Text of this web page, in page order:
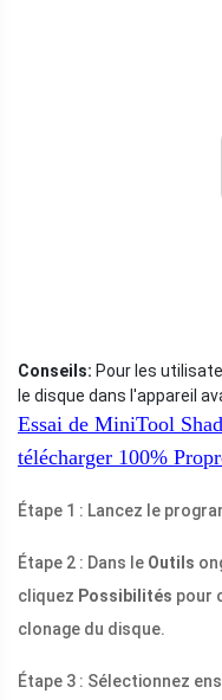
Conseils: Pour les
le disque dans l'appareil
Essai de MiniTool
télécharger 100%
Étape 1 : Lancez le
Étape 2 : Dans le Outils
cliquez Possibilités pour
clonage du disque.
Étape 3 : Sélectionnez